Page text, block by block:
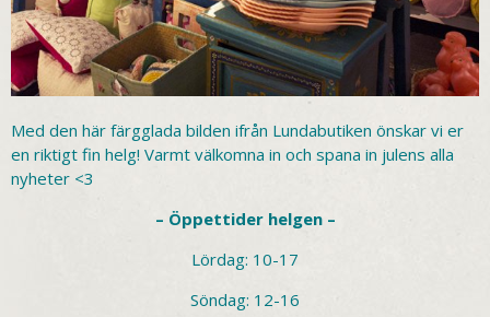
Med den här färgglada bilden ifrån Lundabutiken önskar vi er
en riktigt fin helg! Varmt välkomna in och spana in julens alla
nyheter <3
– Öppettider helgen –
Lördag: 10-17
Söndag: 12-16